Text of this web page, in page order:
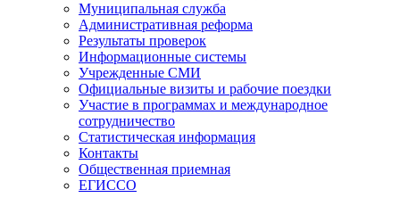
Муниципальная служба
Административная реформа
Результаты проверок
Информационные системы
Учрежденные СМИ
Официальные визиты и рабочие поездки
Участие в программах и международное
сотрудничество
Статистическая информация
Контакты
Общественная приемная
ЕГИССО